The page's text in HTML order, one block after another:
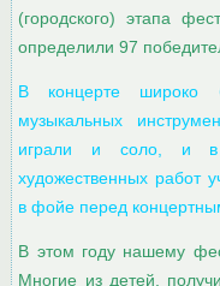
(городского) этапа
определили 97
В концерте широко
музыкальных
играли и соло, и в
художественных работ
в фойе перед
В этом году нашему
Многие из детей,